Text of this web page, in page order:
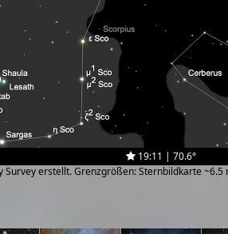
19:11 | 70.6°
Survey erstellt. Grenzgrößen: Sternbildkarte